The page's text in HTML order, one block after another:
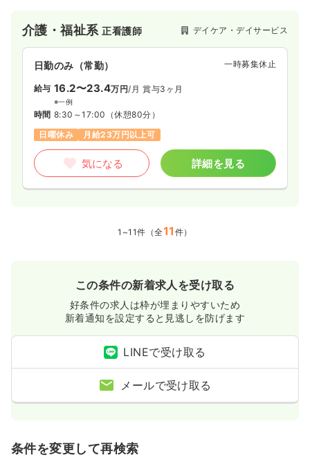
介護・福祉系正看護師 デイケア・デイサービス
日勤のみ（常勤） 一時募集休止
給与 16.2〜23.4万円/月 賞与3ヶ月
※一例
時間 8:30～17:00 （休憩80分）
日曜休み
月給23万円以上可
気になる 詳細を見る
1~11件（全11 件）
この条件の新着求人を受け取る
好条件の求人は枠が埋まりやすいため
新着通知を設定すると見逃しを防げます
LINEで受け取る
メールで受け取る
条件を変更して再検索